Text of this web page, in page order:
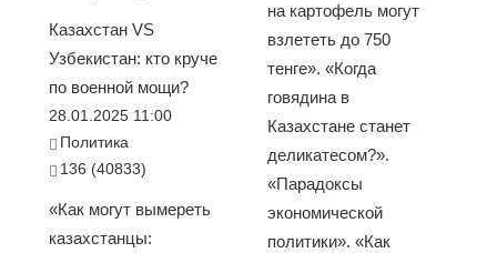
Казахстан VS
Узбекистан: кто круче
по военной мощи?
28.01.2025 11:00
Политика
136 (40833)
«Как могут вымереть
казахстанцы:
на картофель могут
взлететь до 750
тенге». «Когда
говядина в
Казахстане станет
деликатесом?».
«Парадоксы
экономической
политики». «Как